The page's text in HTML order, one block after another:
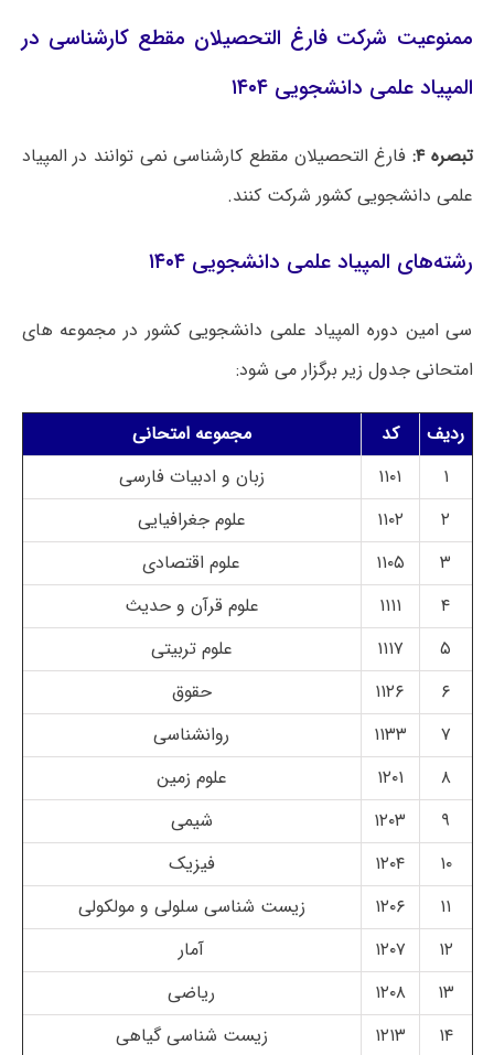
ممنوعیت شرکت فارغ التحصیلان مقطع کارشناسی در
المپیاد علمی دانشجویی ۱۴۰۴
تبصره ۴:
فارغ التحصیلان مقطع کارشناسی نمی توانند در المپیاد
علمی دانشجویی کشور شرکت کنند.
رشته‌های المپیاد علمی دانشجویی ۱۴۰۴
سی امین دوره المپیاد علمی دانشجویی کشور در مجموعه های
امتحانی جدول زیر برگزار می شود:
ردیف کد
مجموعه امتحانی
۱
۱۱۰۱
زبان و ادبیات فارسی
۲
۱۱۰۲
علوم جغرافیایی
۳
۱۱۰۵
علوم اقتصادی
۴
۱۱۱۱
علوم قرآن و حدیث
۵
۱۱۱۷
علوم تربیتی
۶
۱۱۲۶
حقوق
۷
۱۱۳۳
روانشناسی
۸
۱۲۰۱
علوم زمین
۹
۱۲۰۳
شیمی
۱۰
۱۲۰۴
فیزیک
۱۱
۱۲۰۶
زیست شناسی سلولی و مولکولی
۱۲
۱۲۰۷
آمار
۱۳
۱۲۰۸
ریاضی
۱۴
۱۲۱۳
زیست شناسی گیاهی